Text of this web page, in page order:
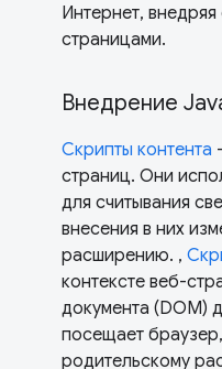
Интернет,
страницами.
Внедрение
Скрипты контента
страниц. Они
для считывания
внесения в них
расширению. ,
контексте веб-
документа (DOM)
посещает
родительскому